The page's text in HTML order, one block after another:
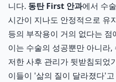
니다. 동탄 First 안과에서 수
시간이 지나도 안정적으로 유
등의 부작용이 거의 없다는
이는 수술의 성공뿐만 아니라
저한 사후 관리가 뒷받침되었
이들이 '삶의 질이 달라졌다'